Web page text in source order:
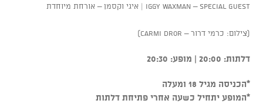
Iggy Waxman – Special Guest | איגי וקסמן – אורחת מיוחדת
(צילום: כרמי דרור – Carmi Dror)
דלתות: 20:00 | מופע: 20:30
*הכניסה מגיל 18 ומעלה
*המופע יתחיל כשעה אחרי פתיחת דלתות